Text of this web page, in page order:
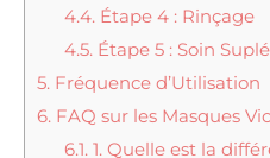
4.4.Étape 4 : Rinçage
4.5.Étape 5 : Soin
5. Fréquence d’Utilisation
6. FAQ sur les Masques
6.1.1. Quelle est la